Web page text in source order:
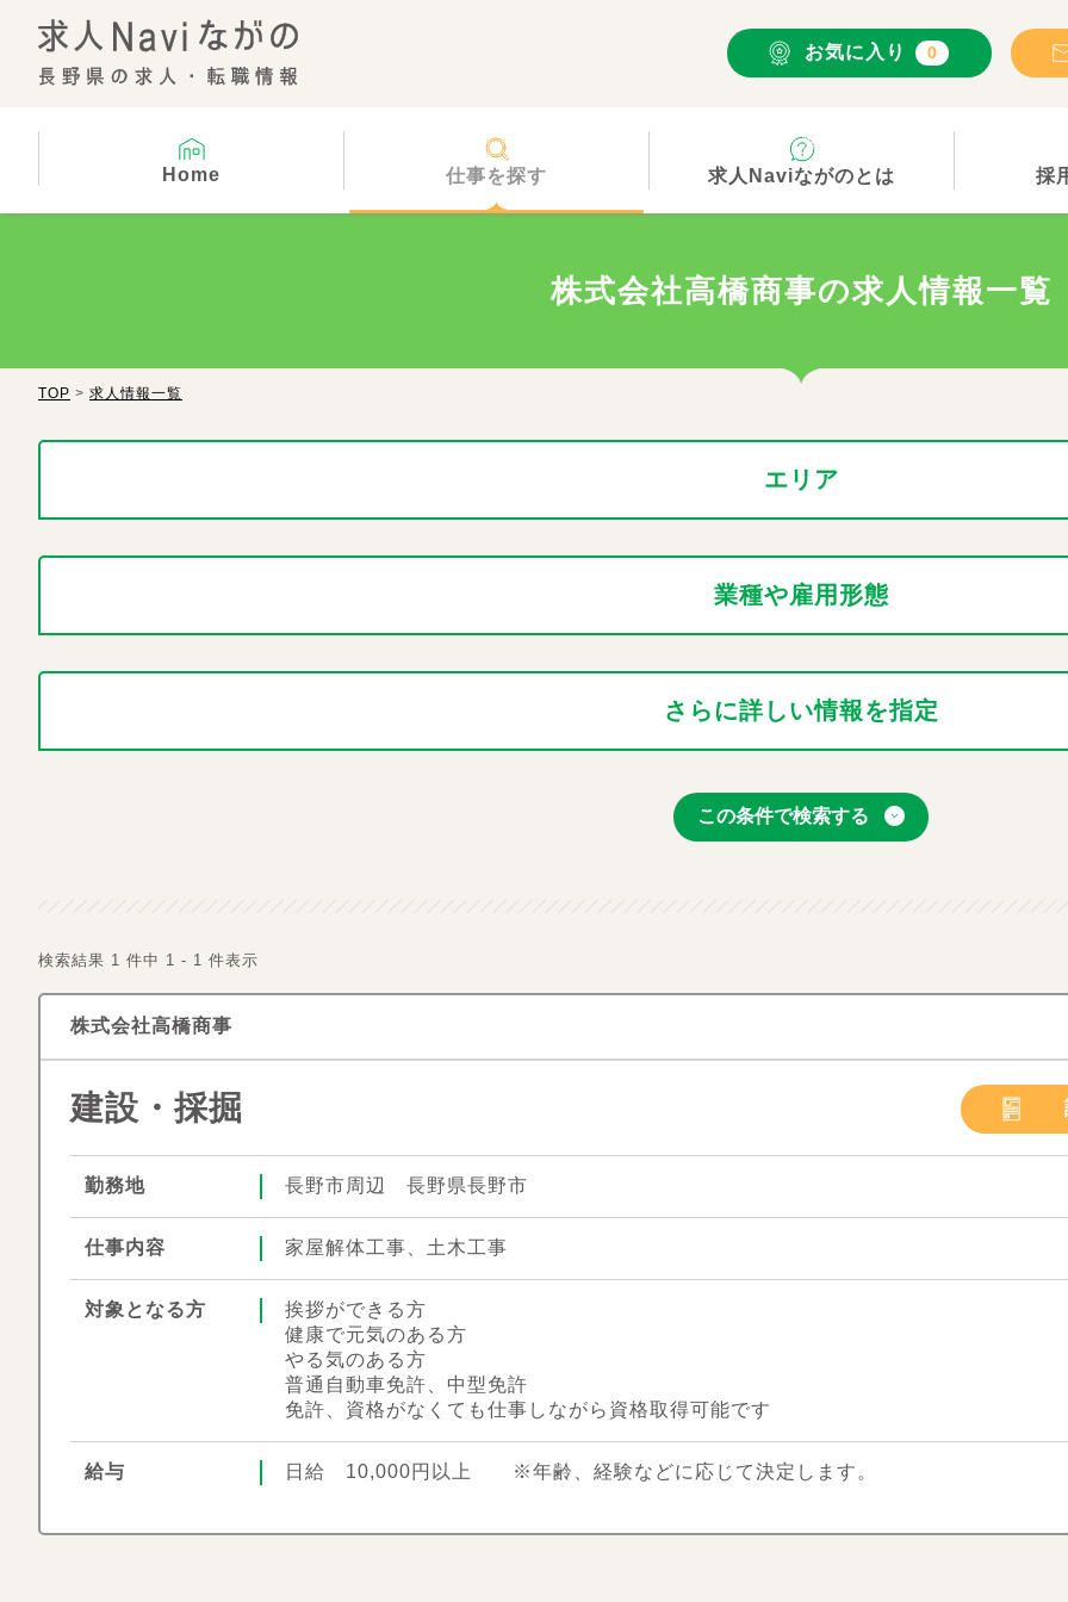
お気に入り 0
Home 仕事を探す 求人Naviながのとは 採
株式会社高橋商事の求人情報一覧
TOP > 求人情報一覧
エリア
業種や雇用形態
さらに詳しい情報を指定
この条件で検索する
検索結果 1 件中 1 - 1 件表示
株式会社高橋商事
建設・採掘
勤務地 長野市周辺 長野県長野市
仕事内容 家屋解体工事、土木工事
対象となる方
挨拶ができる方
健康で元気のある方
やる気のある方
普通自動車免許、中型免許
免許、資格がなくても仕事しながら資格取得可能です
給与 日給 10,000円以上 ※年齢、経験などに応じて決定します。